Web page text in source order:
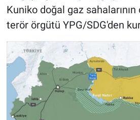
Kuniko doğal gaz
terör örgütü YPG/SDG'den